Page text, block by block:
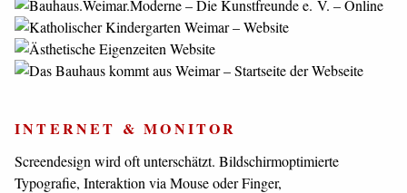
INTERNET & MONITOR
Screendesign wird oft unterschätzt. Bildschirmoptimierte
Typografie, Interaktion via Mouse oder Finger,